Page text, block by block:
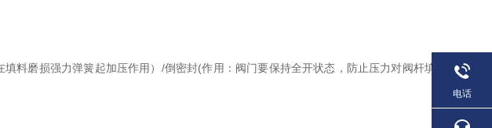
料磨损强力弹簧起加压作用）/倒密封(作用：阀门要保持全开状态，防止压力对阀杆填
电话